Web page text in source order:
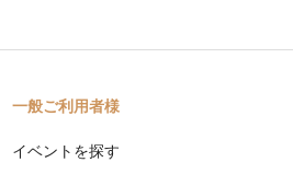
一般ご利用者様
イベントを探す